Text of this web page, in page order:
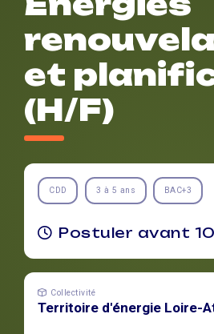
et
(H/F)
CDD 3 à 5 ans BAC+3
Postuler avant
Collectivité
Territoire d'énergie Loire-